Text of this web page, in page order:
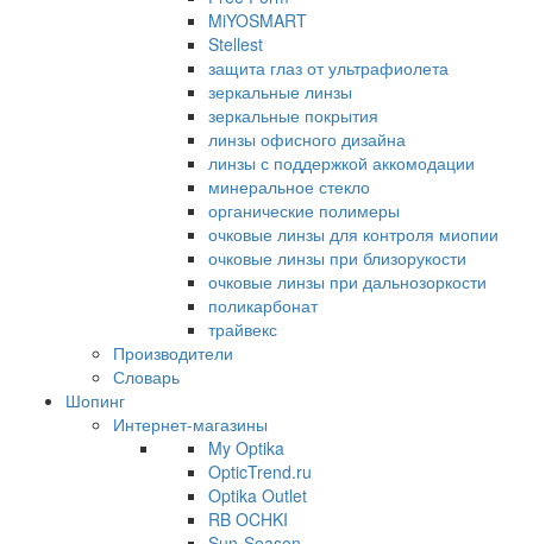
MiYOSMART
Stellest
защита глаз от ультрафиолета
зеркальные линзы
зеркальные покрытия
линзы офисного дизайна
линзы с поддержкой аккомодации
минеральное стекло
органические полимеры
очковые линзы для контроля миопии
очковые линзы при близорукости
очковые линзы при дальнозоркости
поликарбонат
трайвекс
Производители
Словарь
Шопинг
Интернет-магазины
My Optika
OpticTrend.ru
Optika Outlet
RB OCHKI